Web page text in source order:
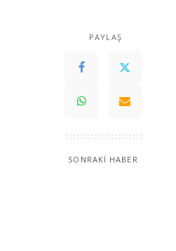
PAYLAŞ
SONRAKİ HABER